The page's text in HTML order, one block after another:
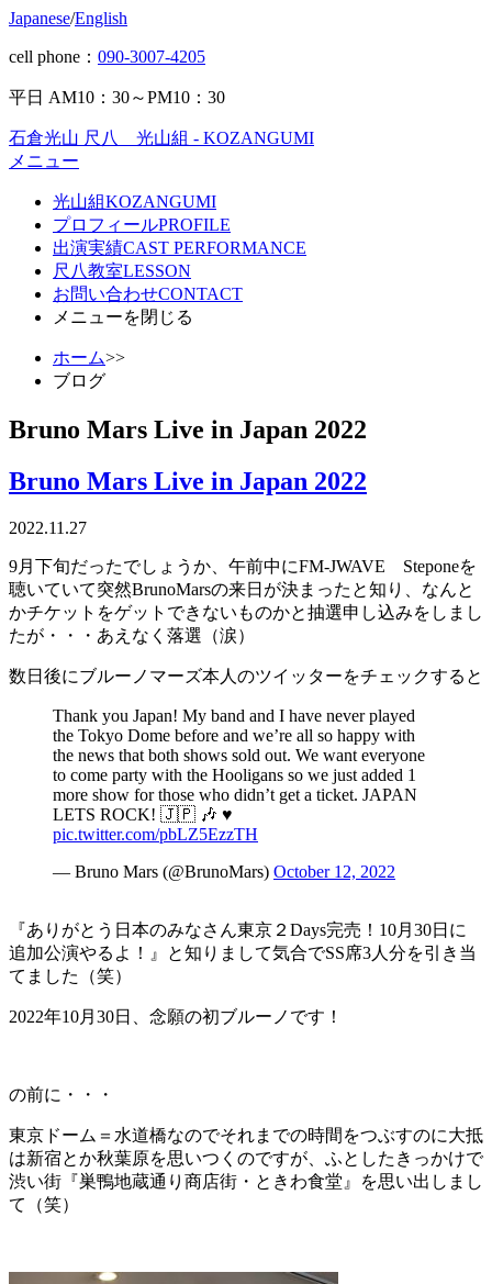
Japanese/English
cell phone： 090-3007-4205
平日 AM10：30～PM10：30
石倉光山 尺八 光山組 - KOZANGUMI
メニュー
光山組KOZANGUMI
プロフィールPROFILE
出演実績CAST PERFORMANCE
尺八教室LESSON
お問い合わせCONTACT
メニューを閉じる
ホーム>>
ブログ
Bruno Mars Live in Japan 2022
Bruno Mars Live in Japan 2022
2022.11.27
9月下旬だったでしょうか、午前中にFM-JWAVE Steponeを
聴いていて突然BrunoMarsの来日が決まったと知り、なんと
かチケットをゲットできないものかと抽選申し込みをしまし
たが・・・あえなく落選（涙）
数日後にブルーノマーズ本人のツイッターをチェックすると
Thank you Japan! My band and I have never played
the Tokyo Dome before and we’re all so happy with
the news that both shows sold out. We want everyone
to come party with the Hooligans so we just added 1
more show for those who didn’t get a ticket. JAPAN
LETS ROCK! 🇯🇵 🎶 ♥️
pic.twitter.com/pbLZ5EzzTH
— Bruno Mars (@BrunoMars) October 12, 2022
『ありがとう日本のみなさん東京２Days完売！10月30日に
追加公演やるよ！』と知りまして気合でSS席3人分を引き当
てました（笑）
2022年10月30日、念願の初ブルーノです！
の前に・・・
東京ドーム＝水道橋なのでそれまでの時間をつぶすのに大抵
は新宿とか秋葉原を思いつくのですが、ふとしたきっかけで
渋い街『巣鴨地蔵通り商店街・ときわ食堂』を思い出しまし
て（笑）